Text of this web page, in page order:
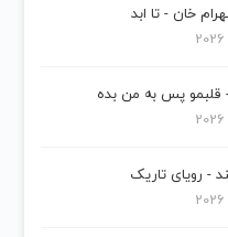
خان - تا ابد
قلبمو پس به من بده
- رویای تاریک